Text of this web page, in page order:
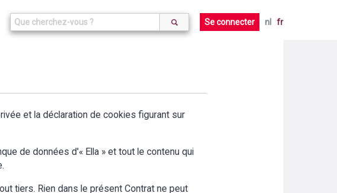
Se connecter nl fr
et la déclaration de cookies figurant sur
de données d'« Ella » et tout le contenu qui
tiers. Rien dans le présent Contrat ne peut